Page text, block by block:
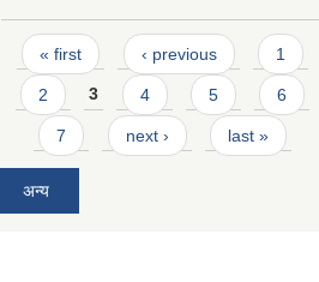
Pages
« first ‹ previous 1
2 3 4 5 6
7 next › last »
अन्य